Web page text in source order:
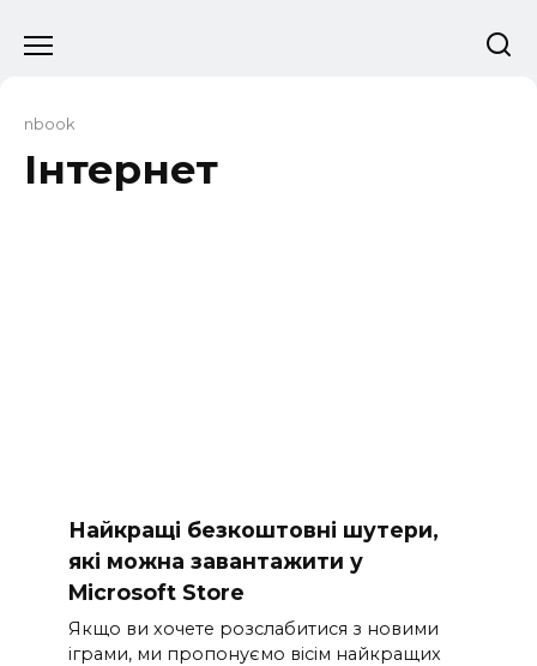
до
nbook
Інтернет
Найкращі безкоштовні шутери,
які можна завантажити у
Microsoft Store
Якщо ви хочете розслабитися з новими
іграми, ми пропонуємо вісім найкращих